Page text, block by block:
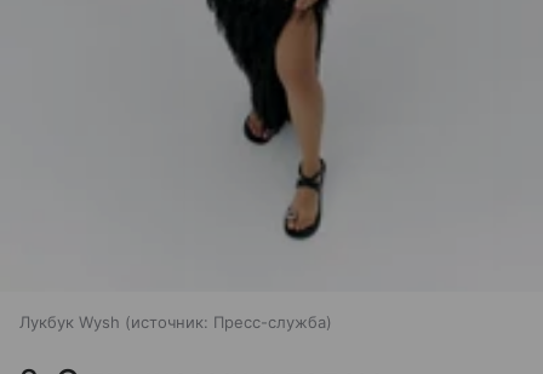
Лукбук Wysh источник: Пресс-служба